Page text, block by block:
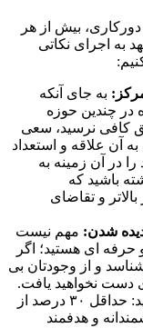
بیش از هر
به اجرای نکاتی
به جای آنکه
در چندین حوزه
کافی نرسید، سعی
آن علاقه و استعداد
در آن زمینه به
باشید که
و تقاضای
دیده شدن: مهم نیست
ای هستید؛ اگر
و از وجودتان بی
دست نخواهید یافت.
بنابراین، یک اصل مهم را فراموش نکنید: حداقل ۳۰ درصد از
و هدفمند